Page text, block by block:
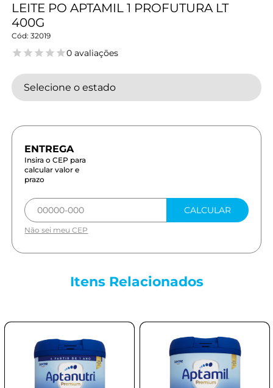
LEITE PO APTAMIL 1 PROFUTURA LT
400G
32019
0 avaliações
Selecione o estado
Insira o CEP para
calcular valor e
prazo
CALCULAR
Não sei meu CEP
Itens Relacionados